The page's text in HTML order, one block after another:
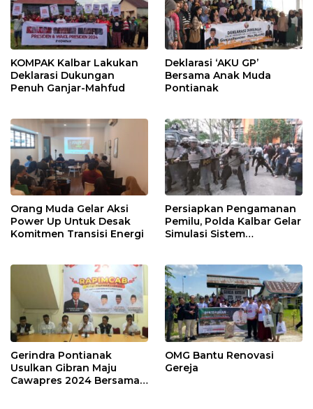
KOMPAK Kalbar Lakukan
Deklarasi Dukungan
Penuh Ganjar-Mahfud
Deklarasi ‘AKU GP’
Bersama Anak Muda
Pontianak
Orang Muda Gelar Aksi
Power Up Untuk Desak
Komitmen Transisi Energi
Persiapkan Pengamanan
Pemilu, Polda Kalbar Gelar
Simulasi Sistem
Gerindra Pontianak
Usulkan Gibran Maju
Cawapres 2024 Bersama
OMG Bantu Renovasi
Gereja